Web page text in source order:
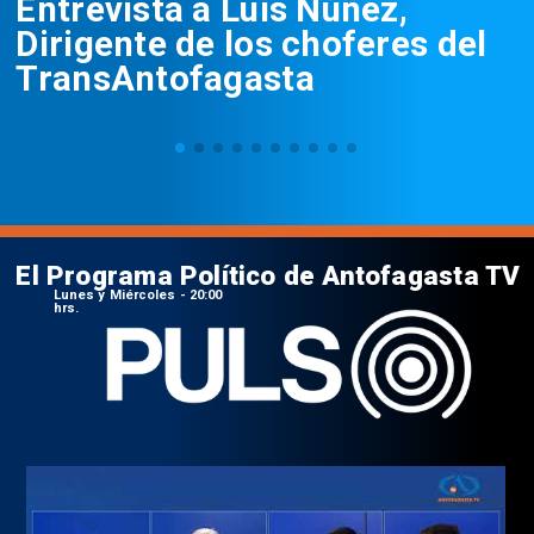
Entrevista a Luis Núñez,
Dirigente de los choferes del
TransAntofagasta
El Programa Político de Antofagasta TV
Lunes y Miércoles - 20:00
hrs.